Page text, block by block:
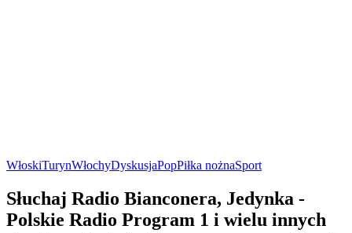
WłoskiTurynWłochyDyskusjaPopPiłka nożnaSport
Słuchaj Radio Bianconera, Jedynka -
Polskie Radio Program 1 i wielu innych